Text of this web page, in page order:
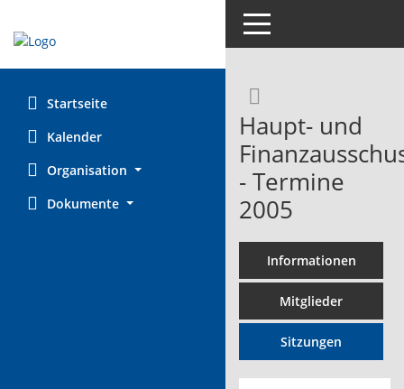
Startseite
Kalender
Organisation
Dokumente
Toggle navigation
Haupt- und
- Termine
2005
Informationen
Mitglieder
Sitzungen